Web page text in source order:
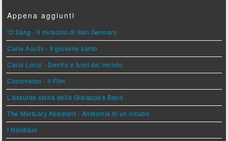
Appena aggiunti
'O Sang - Il miracolo di San Gennaro
Carlo Acutis - Il giovane santo
Carla Lonzi - Dentro e fuori dal mondo
Cocomelon - Il Film
L'assurda storia della Gialappa's Band
The Mortuary Assistant - Anatomia di un Incubo
I Nisidiani